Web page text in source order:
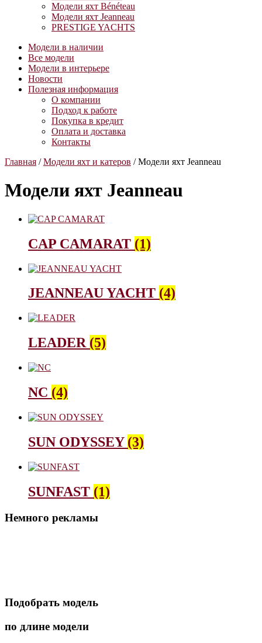
Модели яхт Bénéteau
Модели яхт Jeanneau
PRESTIGE YACHTS
Модели в наличии
Все модели
Модели в интерьере
Новости
Полезная информация
О компании
Подход к работе
Покупка в кредит
Оплата и доставка
Контакты
Главная /Модели яхт и катеров / Модели яхт Jeanneau
Модели яхт Jeanneau
CAP CAMARAT (1)
JEANNEAU YACHT (4)
LEADER (5)
NC (4)
SUN ODYSSEY (3)
SUNFAST (1)
Немного рекламы
Подобрать модель
по длине модели